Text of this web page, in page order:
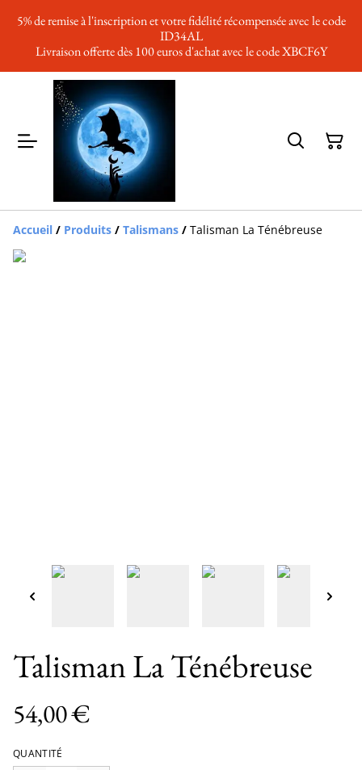
5% de remise à l'inscription et votre fidélité récompensée avec le code
ID34AL
Livraison offerte dès 100 euros d'achat avec le code XBCF6Y
Accueil / Produits / Talismans / Talisman La Ténébreuse
Talisman La Ténébreuse
54,00 €
QUANTITÉ